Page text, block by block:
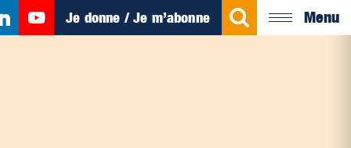
Je donne / Je m’abonne Menu